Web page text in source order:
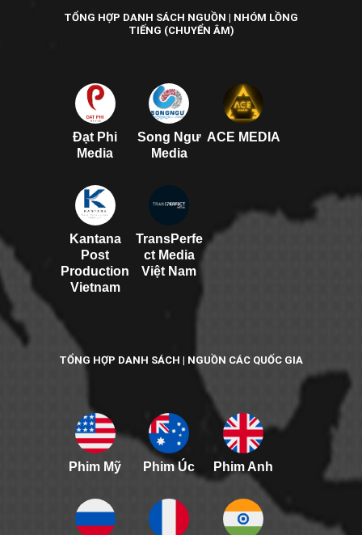
TỔNG HỢP DANH SÁCH NGUỒN | NHÓM LỒNG
TIẾNG (CHUYỂN ÂM)
Đạt Phi
Media
Song Ngư
Media
ACE MEDIA
Kantana
Post
Production
Vietnam
TransPerfe
ct Media
Việt Nam
TỔNG HỢP DANH SÁCH | NGUỒN CÁC QUỐC GIA
Phim Mỹ Phim Úc Phim Anh